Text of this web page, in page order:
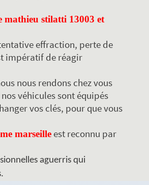
mathieu stilatti 13003 et
effraction, perte de
impératif de réagir
nous rendons chez vous
véhicules sont équipés
vos clés, pour que vous
marseille est reconnu par
aguerris qui